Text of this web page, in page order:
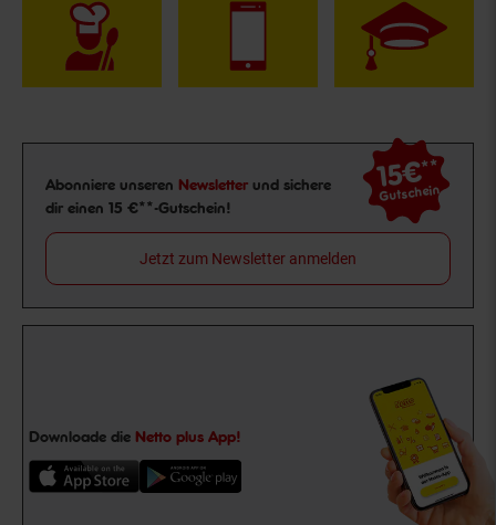
Newsletter Anmeldung
Abonniere unseren Newsletter und sichere
dir einen 15 €**-Gutschein!
15€**
Gutschein
Jetzt zum Newsletter anmelden
Downloade die Netto plus App!